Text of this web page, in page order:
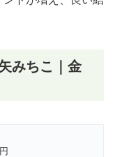
みちこ｜金